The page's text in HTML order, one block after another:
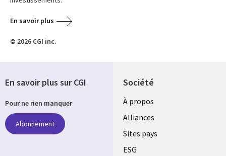
En savoir plus
© 2026 CGI inc.
Société
À propos
Alliances
Sites pays
ESG
En savoir plus sur CGI
Pour ne rien manquer
Abonnement